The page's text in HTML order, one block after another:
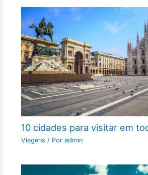
10 cidades para visitar em
Viagens / Por admin